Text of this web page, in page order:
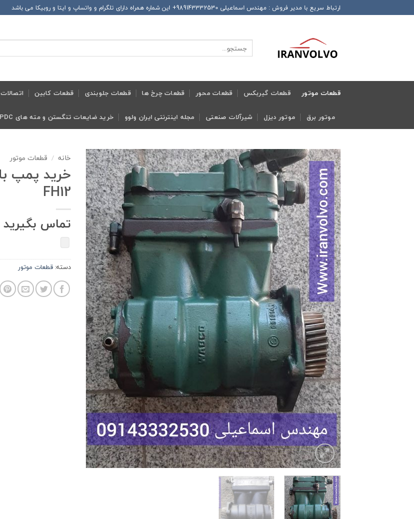
to
ارتباط سریع با مدیر فروش : مهندس اسماعیلی 989143332530+ این شماره همراه دارای تلگرام و واتساپ و ایتا و روبیکا می باشد
جستجو
برای:
قطعات موتور قطعات گیربکس قطعات محور قطعات چرخ ها قطعات جلوبندی قطعات کابین اتصالات
موتور برق موتور دیزل شیرآلات صنعتی مجله اینترنتی ایران ولوو خرید ضایعات تنگستن و مته های PDC و حفاری و معدنی و ابزار تراش
خانه / قطعات موتور
FH12
تماس بگیرید
دسته: قطعات موتور